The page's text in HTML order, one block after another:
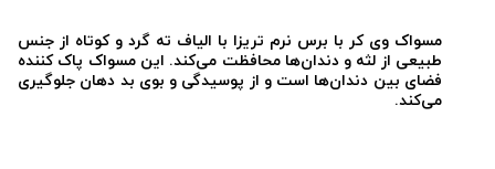
جنسیت:آقایان , خانم ها
محل استعمال: دهان و دندان
مسواک وی کر با برس نرم تریزا با الیاف ته گرد و کوتاه از جنس
طبیعی از لثه و دندان‌ها محافظت می‌کند. این مسواک پاک کننده
فضای بین دندان‌ها است و از پوسیدگی و بوی بد دهان جلوگیری
می‌کند.